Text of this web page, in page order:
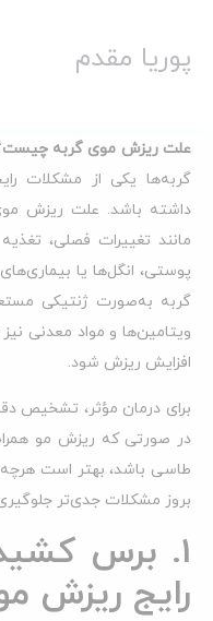
پوریا مقدم
علت ریزش موی گربه چیست
گربه‌ها یکی از مشکلات
داشته باشد. علت ریزش
مانند تغییرات فصلی،
پوستی، انگل‌ها یا
گربه به‌صورت ژنتیکی
ویتامین‌ها و مواد معدنی
افزایش ریزش شود.
برای درمان مؤثر، تشخیص
در صورتی که ریزش مو
طاسی باشد، بهتر است هرچه
بروز مشکلات جدی‌تر
1. برس
رایج ریزش